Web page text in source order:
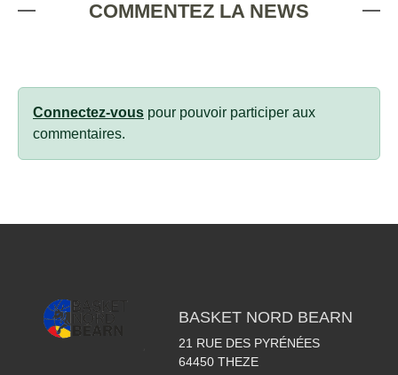
COMMENTEZ LA NEWS
Connectez-vous pour pouvoir participer aux
commentaires.
BASKET NORD BEARN
21 RUE DES PYRÉNÉES
64450 THEZE